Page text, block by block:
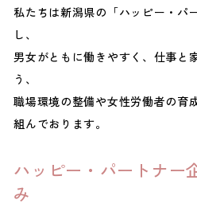
私たちは新潟県の「ハッピー・パ
し、
男女がともに働きやすく、仕事と
う、
職場環境の整備や女性労働者の育
組んでおります。
ハッピー・パートナー
み